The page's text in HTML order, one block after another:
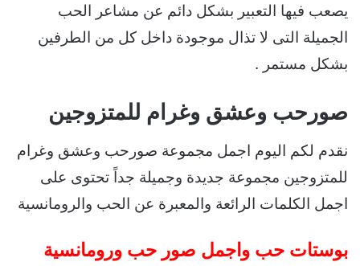
يصعب فيها التعبير بشكل دائم عن مشاعر الحب
الجميلة التى لا تذال موجودة داخل كل من الطرفين
بشكل مستمر .
صورحب وعشق وغرام للمتزوجين
نقدم لكم اليوم اجمل مجموعة صورحب وعشق وغرام
للمتزوجين مجموعة جديدة وجميلة جداً تحتوى على
اجمل الكلمات الرائعة والمعبرة عن الحب والرومانسية
بوستات حب واجمل صور حب ورومانسية